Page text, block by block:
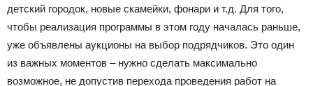
детский городок, новые скамейки, фонари и т.д. Для того,
чтобы реализация программы в этом году началась раньше,
уже объявлены аукционы на выбор подрядчиков. Это один
из важных моментов – нужно сделать максимально
возможное, не допустив перехода проведения работ на